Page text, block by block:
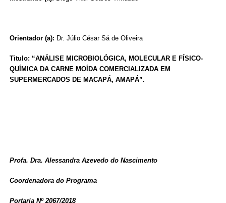
Orientador (a): Dr. Júlio César Sá de Oliveira
Titulo: “ANÁLISE MICROBIOLÓGICA, MOLECULAR E FÍSICO-
QUÍMICA DA CARNE MOÍDA COMERCIALIZADA EM
SUPERMERCADOS DE MACAPÁ, AMAPÁ”.
Profa. Dra. Alessandra Azevedo do Nascimento
Coordenadora do Programa
Portaria Nº 2067/2018